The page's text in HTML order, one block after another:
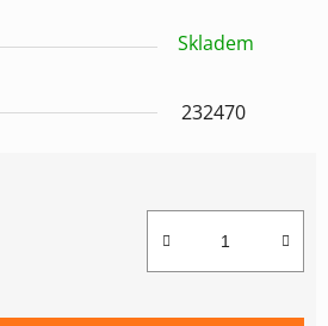
Skladem
232470